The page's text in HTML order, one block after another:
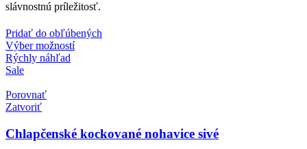
slávnostnú príležitosť.
Pridať do obľúbených
Výber možností
Rýchly náhľad
Sale
Porovnať
Zatvoriť
Chlapčenské kockované nohavice sivé